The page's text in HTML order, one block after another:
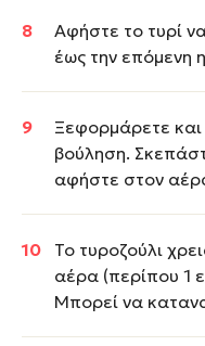
Αφήστε το τυρί
έως την επόμενη
Ξεφορμάρετε
βούληση.
αφήστε στον
Το τυροζούλι
αέρα (περίπου 1
Μπορεί να